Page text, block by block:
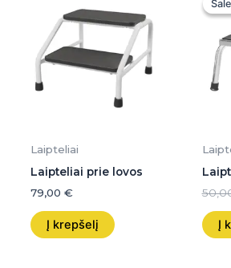
Laipteliai
Laipteliai prie lovos
79,00 €
Į krepšelį Į